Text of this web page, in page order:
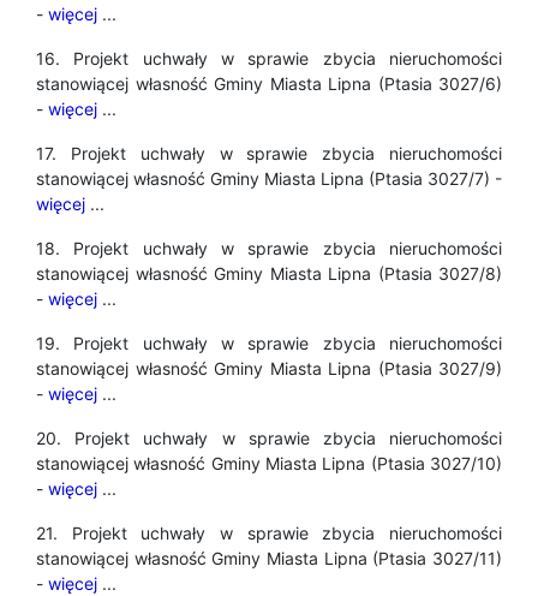
- więcej ...
16. Projekt uchwały w sprawie zbycia nieruchomości
stanowiącej własność Gminy Miasta Lipna (Ptasia 3027/6)
- więcej ...
17. Projekt uchwały w sprawie zbycia nieruchomości
stanowiącej własność Gminy Miasta Lipna (Ptasia 3027/7) -
więcej ...
18. Projekt uchwały w sprawie zbycia nieruchomości
stanowiącej własność Gminy Miasta Lipna (Ptasia 3027/8)
- więcej ...
19. Projekt uchwały w sprawie zbycia nieruchomości
stanowiącej własność Gminy Miasta Lipna (Ptasia 3027/9)
- więcej ...
20. Projekt uchwały w sprawie zbycia nieruchomości
stanowiącej własność Gminy Miasta Lipna (Ptasia 3027/10)
- więcej ...
21. Projekt uchwały w sprawie zbycia nieruchomości
stanowiącej własność Gminy Miasta Lipna (Ptasia 3027/11)
- więcej ...